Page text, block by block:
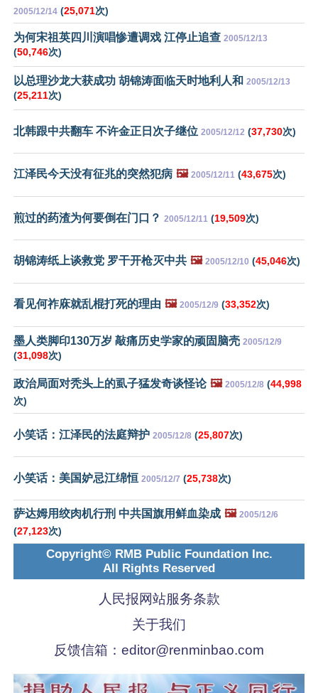
2005/12/14 (25,071次)
为何宋祖英四川演唱惨遭调戏 江停止追查 2005/12/13
(50,746次)
以总理沙龙大获成功 胡锦涛面临天时地利人和 2005/12/13
(25,211次)
北韩跟中共翻车 不许金正日次子继位 2005/12/12 (37,730次)
江泽民今天没有征兆的突然犯病 🖼️ 2005/12/11 (43,675次)
煎过的药渣为何要倒在门口？ 2005/12/11 (19,509次)
胡锦涛纸上谈救党 罗干开枪灭中共 🖼️ 2005/12/10 (45,046次)
看见何祚庥就乱棍打死的理由 🖼️ 2005/12/9 (33,352次)
墨人类脚印130万岁 敲痛历史学家的顽固脑壳 2005/12/9
(31,098次)
政治局面对秃头上的虱子猛发奇谈怪论 🖼️ 2005/12/8 (44,998
次)
小笑话：江泽民的法庭辩护 2005/12/8 (25,807次)
小笑话：美国妒忌江绵恒 2005/12/7 (25,738次)
萨达姆用绞肉机行刑 中共国旗用鲜血染成 🖼️ 2005/12/6
(27,123次)
Copyright© RMB Public Foundation Inc.
All Rights Reserved
人民报网站服务条款
关于我们
反馈信箱： editor@renminbao.com